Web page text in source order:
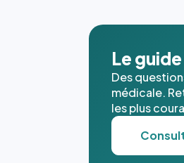
Le
Des
médicale.
les plus